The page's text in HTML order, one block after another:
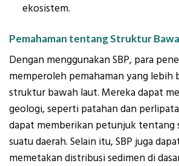
ekosistem.
Pemahaman tentang Struktur
Dengan menggunakan SBP, para
memperoleh pemahaman yang lebih
struktur bawah laut. Mereka dapat
geologi, seperti patahan dan
dapat memberikan petunjuk tentang
suatu daerah. Selain itu, SBP juga
memetakan distribusi sedimen di